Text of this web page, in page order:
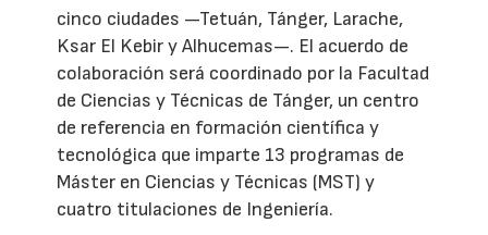
cinco ciudades —Tetuán, Tánger, Larache,
Ksar El Kebir y Alhucemas—. El acuerdo de
colaboración será coordinado por la Facultad
de Ciencias y Técnicas de Tánger, un centro
de referencia en formación científica y
tecnológica que imparte 13 programas de
Máster en Ciencias y Técnicas (MST) y
cuatro titulaciones de Ingeniería.